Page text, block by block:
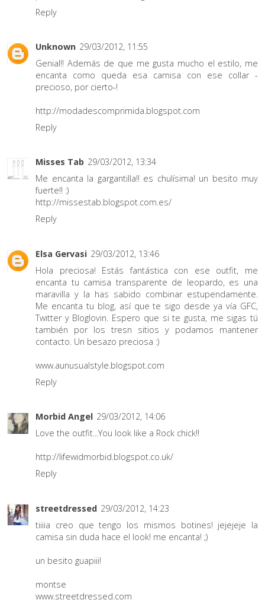
Reply
Unknown 29/03/2012, 11:55
Genial!! Además de que me gusta mucho el estilo, me
encanta como queda esa camisa con ese collar -
precioso, por cierto-!
http://modadescomprimida.blogspot.com
Reply
Misses Tab 29/03/2012, 13:34
Me encanta la gargantilla!! es chulísima! un besito muy
fuerte!! :)
http://missestab.blogspot.com.es/
Reply
Elsa Gervasi 29/03/2012, 13:46
Hola preciosa! Estás fantástica con ese outfit, me
encanta tu camisa transparente de leopardo, es una
maravilla y la has sabido combinar estupendamente.
Me encanta tu blog, así que te sigo desde ya vía GFC,
Twitter y Bloglovin. Espero que si te gusta, me sigas tú
también por los tresn sitios y podamos mantener
contacto. Un besazo preciosa :)
www.aunusualstyle.blogspot.com
Reply
Morbid Angel 29/03/2012, 14:06
Love the outfit...You look like a Rock chick!!
http://lifewidmorbid.blogspot.co.uk/
Reply
streetdressed 29/03/2012, 14:23
tiiiia creo que tengo los mismos botines! jejejeje la
camisa sin duda hace el look! me encanta! ;)
un besito guapiii!
montse
www.streetdressed.com